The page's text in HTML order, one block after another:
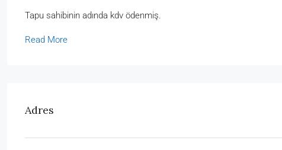
Tapu sahibinin adında kdv ödenmiş.
Read More
Adres